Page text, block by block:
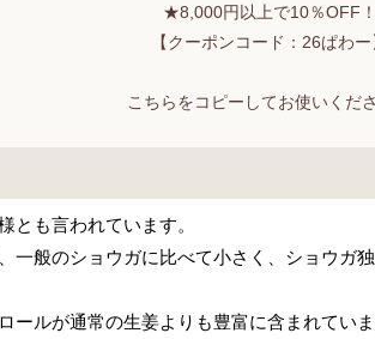
★8,000円以上で10％OFF！
【クーポンコード：26ぱわー
こちらをコピーしてお使いくださ
とも言われています。
一般のショウガに比べて小さく、ショウガ
ールが通常の生姜よりも豊富に含まれていま